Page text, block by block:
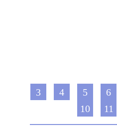
3 4 5 6
10
11